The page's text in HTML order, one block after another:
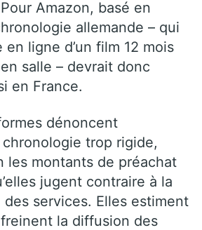
Amazon, basé en
allemande – qui
en ligne d’un film 12 mois
salle – devrait donc
en France.
dénoncent
trop rigide,
les montants de préachat
jugent contraire à la
services. Elles estiment
la diffusion des